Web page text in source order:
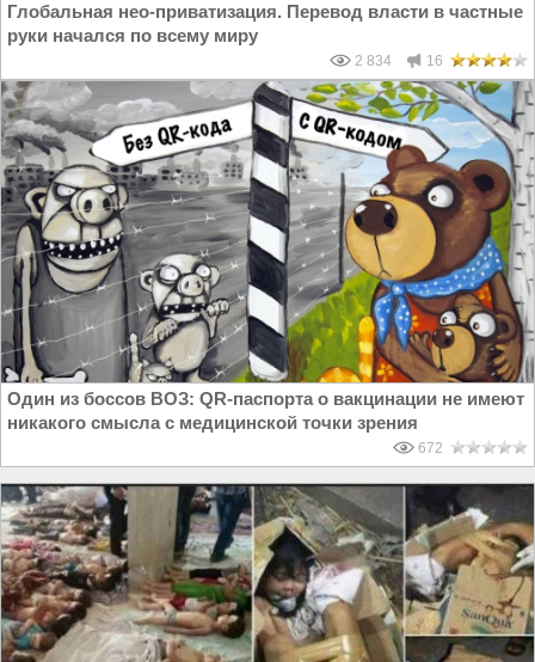
Глобальная нео-приватизация. Перевод власти в частные
руки начался по всему миру
2 834 16
Один из боссов ВОЗ: QR-паспорта о вакцинации не имеют
никакого смысла с медицинской точки зрения
672